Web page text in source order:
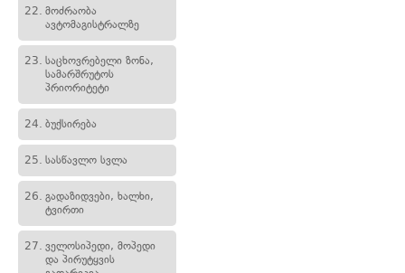
22. მოძრაობა
ავტომაგისტრალზე
23. საცხოვრებელი ზონა,
სამარშრუტოს
პრიორიტეტი
24. ბუქსირება
25. სასწავლო სვლა
26. გადაზიდვები, ხალხი,
ტვირთი
27. ველოსიპედი, მოპედი
და პირუტყვის